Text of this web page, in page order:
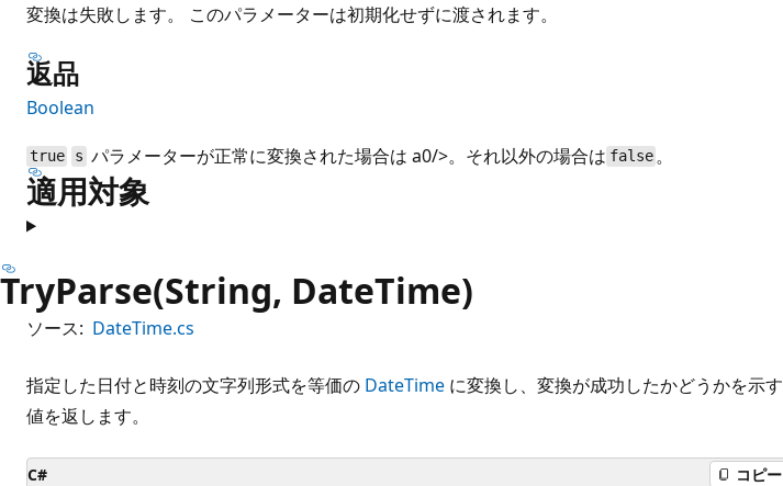
変換は失敗します。 このパラメーターは初期化せずに渡されます。
返品
Boolean
true s パラメーターが正常に変換された場合は a0/>。それ以外の場合は false 。
適用対象
TryParse(String, DateTime)
ソース: DateTime.cs
指定した日付と時刻の文字列形式を等価の DateTime に変換し、変換が成功したかどうかを示す
値を返します。
C# コピー